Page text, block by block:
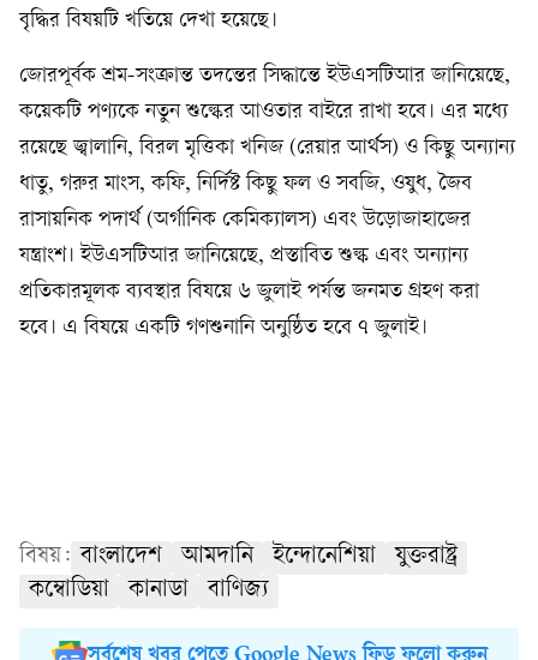
বৃদ্ধির বিষয়টি খতিয়ে দেখা হয়েছে।
জোরপূর্বক শ্রম-সংক্রান্ত তদন্তের সিদ্ধান্তে ইউএসটিআর জানিয়েছে,
কয়েকটি পণ্যকে নতুন শুল্কের আওতার বাইরে রাখা হবে। এর মধ্যে
রয়েছে জ্বালানি, বিরল মৃত্তিকা খনিজ (রেয়ার আর্থস) ও কিছু অন্যান্য
ধাতু, গরুর মাংস, কফি, নির্দিষ্ট কিছু ফল ও সবজি, ওষুধ, জৈব
রাসায়নিক পদার্থ (অর্গানিক কেমিক্যালস) এবং উড়োজাহাজের
যন্ত্রাংশ। ইউএসটিআর জানিয়েছে, প্রস্তাবিত শুল্ক এবং অন্যান্য
প্রতিকারমূলক ব্যবস্থার বিষয়ে ৬ জুলাই পর্যন্ত জনমত গ্রহণ করা
হবে। এ বিষয়ে একটি গণশুনানি অনুষ্ঠিত হবে ৭ জুলাই।
বিষয়: বাংলাদেশ আমদানি ইন্দোনেশিয়া
যুক্তরাষ্ট্র
কম্বোডিয়া
কানাডা বাণিজ্য